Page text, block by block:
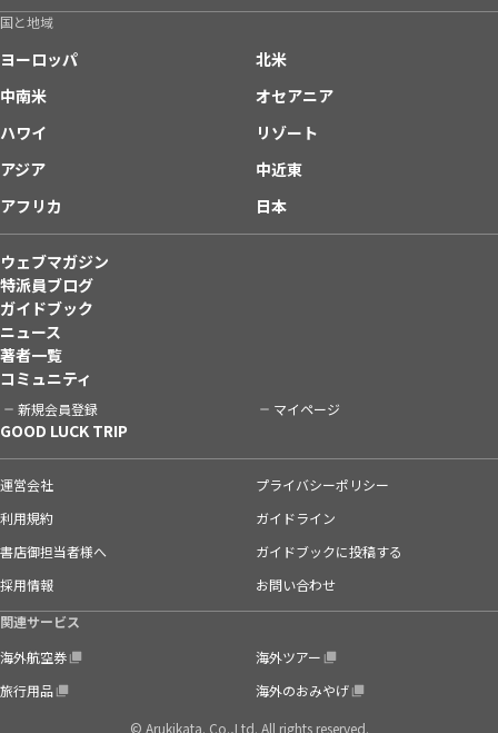
国と地域
ヨーロッパ
北米
中南米
オセアニア
ハワイ
リゾート
アジア
中近東
アフリカ
日本
ウェブマガジン
特派員ブログ
ガイドブック
ニュース
著者一覧
コミュニティ
新規会員登録 マイページ
GOOD LUCK TRIP
運営会社
プライバシーポリシー
利用規約
ガイドライン
書店御担当者様へ
ガイドブックに投稿する
採用情報
お問い合わせ
関連サービス
海外航空券
海外ツアー
旅行用品
海外のおみやげ
© Arukikata. Co.,Ltd. All rights reserved.